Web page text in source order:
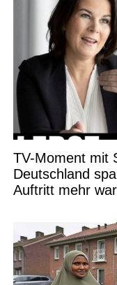
TV-Moment mit
Deutschland
Auftritt mehr